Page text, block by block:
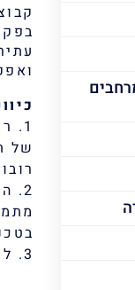
1
.
של
2
.
3
.